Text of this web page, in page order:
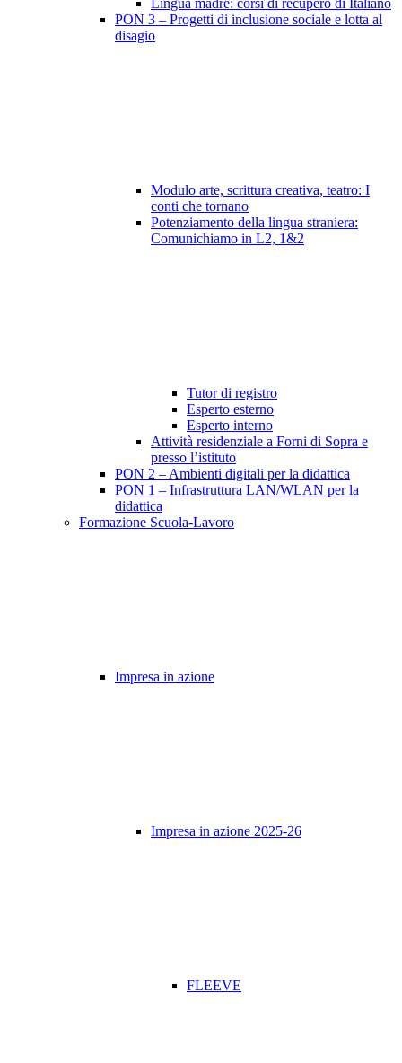
Lingua madre: corsi di recupero di Italiano
PON 3 – Progetti di inclusione sociale e lotta al
disagio
Modulo arte, scrittura creativa, teatro: I
conti che tornano
Potenziamento della lingua straniera:
Comunichiamo in L2, 1&2
Tutor di registro
Esperto esterno
Esperto interno
Attività residenziale a Forni di Sopra e
presso l’istituto
PON 2 – Ambienti digitali per la didattica
PON 1 – Infrastruttura LAN/WLAN per la
didattica
Formazione Scuola-Lavoro
Impresa in azione
Impresa in azione 2025-26
FLEEVE